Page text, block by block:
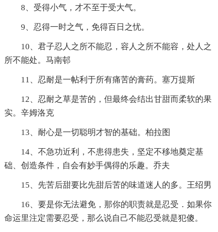
8、受得小气，才不至于受大气。
9、忍得一时之气，免得百日之忧。
10、君子忍人之所不能忍，容人之所不能容，处人之
所不能处。马南邨
11、忍耐是一帖利于所有痛苦的膏药。塞万提斯
12、忍耐之草是苦的，但最终会结出甘甜而柔软的果
实。辛姆洛克
13、耐心是一切聪明才智的基础。柏拉图
14、不急功近利，不患得患失，坚定不移地奠定基
础、创造条件，自会有妙手偶得的乐趣。乔夫
15、先苦后甜要比先甜后苦的味道迷人的多。王绍男
16、要是你无法避免，那你的职责就是忍受．如果你
命运里注定需要忍受，那么说自己不能忍受就是犯傻。